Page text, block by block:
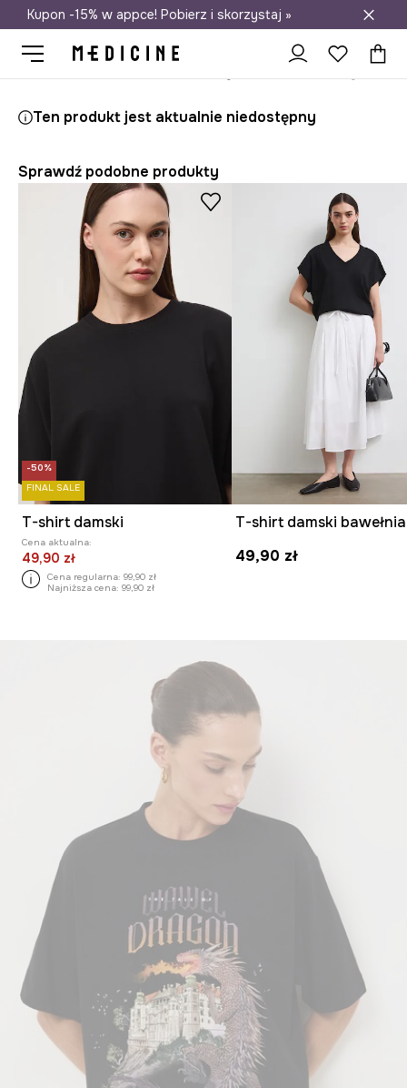
Darmowa dostawa do salonów
Kupon -15% w appce! Pobierz i skorzystaj »
Ten produkt jest aktualnie niedostępny
Sprawdź podobne produkty
-50%
FINAL SALE
T-shirt damski
Cena aktualna:
49,90 zł
Cena regularna: 99,90 zł
Najniższa cena: 99,90 zł
49,90 zł